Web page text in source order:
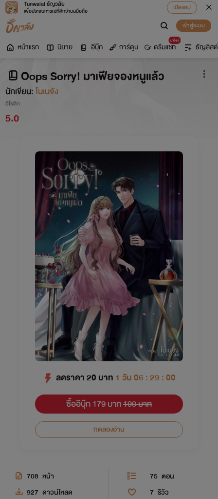
Tunwalai ธัญวลัย
เพื่อประสบการณ์ที่ดีกว่าบนมือถือ
เปิดแอป
เข้าสู่ระบบ
หน้าแรก นิยาย อีบุ๊ก การ์ตูน
มาใหม่
ดรีมแชท ธัญลิสต์
Oops Sorry! มาเฟียจองหนูแล้ว
นักเขียน:โนเนจัง
อีโรติก
5.0
ลดราคา20 บาท 1 วัน 06 : 29 : 00
ซื้ออีบุ๊ก 179 บาท199 บาท
ทดลองอ่าน
708 หน้า 75 ตอน
927 ดาวน์โหลด 7 รีวิว